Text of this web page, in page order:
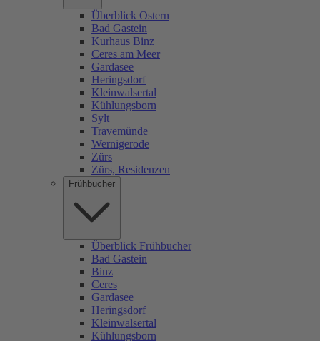
Überblick Ostern
Bad Gastein
Kurhaus Binz
Ceres am Meer
Gardasee
Heringsdorf
Kleinwalsertal
Kühlungsborn
Sylt
Travemünde
Wernigerode
Zürs
Zürs, Residenzen
Frühbucher
Überblick Frühbucher
Bad Gastein
Binz
Ceres
Gardasee
Heringsdorf
Kleinwalsertal
Kühlungsborn